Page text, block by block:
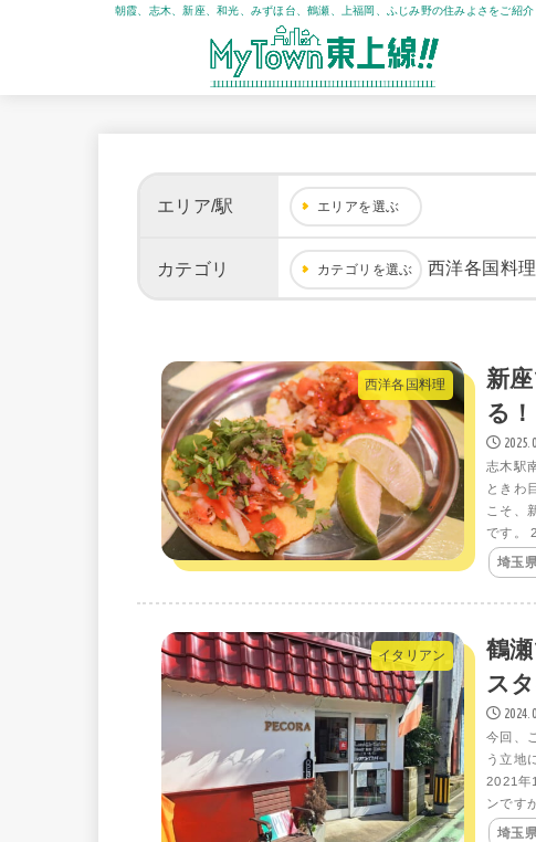
朝霞、志木、新座、和光、みずほ台、鶴瀬、上福岡、ふじみ野の住みよさをご紹介
エリア/駅 エリアを選ぶ
カテゴリ カテゴリを選ぶ 西洋各国料理
西洋各国料理
新
る
志木駅
ときわ
こそ、
です。
埼玉
イタリアン
鶴
ス
今回、
う立地
2021年
ンです
埼玉